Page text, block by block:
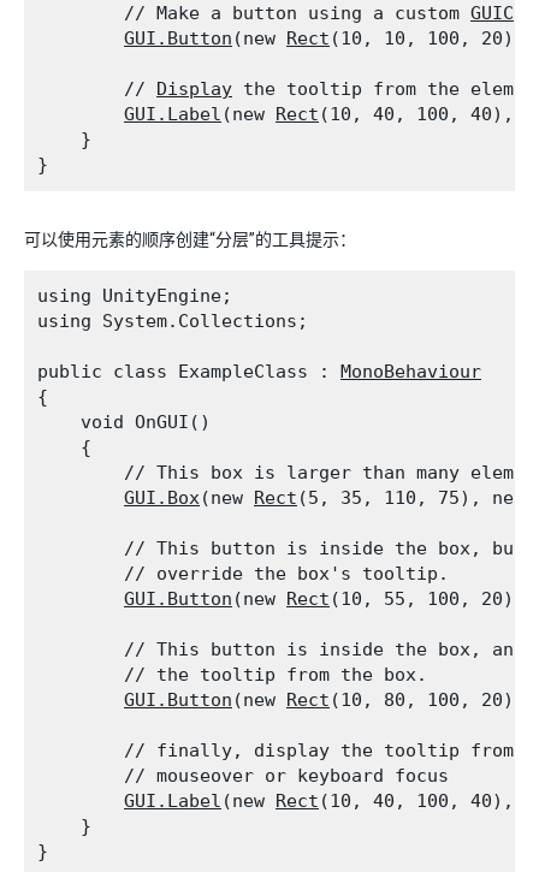
        // Make a button using a custom
GUI.Button (new Rect (10, 10, 100, 20),
        //
Display the tooltip from the
GUI.Label (new Rect (10, 40, 100, 40),
    }
可以使用元素的顺序创建“分层”的工具提示：
using UnityEngine;
using System.Collections;
public class ExampleClass : MonoBehaviour
{
    void OnGUI()
    {
// This box is larger than many
GUI.Box (new Rect (5, 35, 110, 75), new
// This button is inside the box, but
        // override the box's tooltip.
GUI.Button (new Rect (10, 55, 100, 20),
// This button is inside the box, and
        // the tooltip from the box.
GUI.Button (new Rect (10, 80, 100, 20),
// finally, display the tooltip from
        // mouseover or keyboard focus
GUI.Label (new Rect (10, 40, 100, 40),
    }